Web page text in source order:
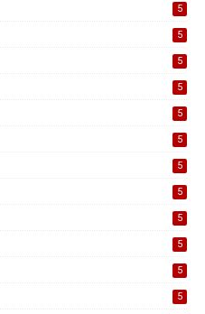
5
5
5
5
5
5
5
5
5
5
5
5